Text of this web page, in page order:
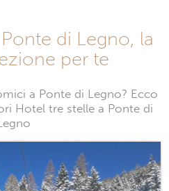
di Legno, la
per te
a Ponte di Legno? Ecco
Hotel tre stelle a Ponte di